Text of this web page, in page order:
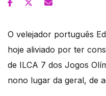
O velejador português
hoje aliviado por ter
de ILCA 7 dos Jogos
nono lugar da geral, de